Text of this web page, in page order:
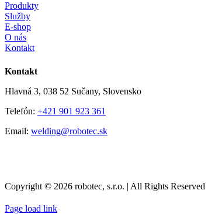
Produkty
Služby
E-shop
O nás
Kontakt
Kontakt
Hlavná 3, 038 52 Sučany, Slovensko
Telefón: +421 901 923 361
Email: welding@robotec.sk
Copyright © 2026 robotec, s.r.o. | All Rights Reserved
Page load link